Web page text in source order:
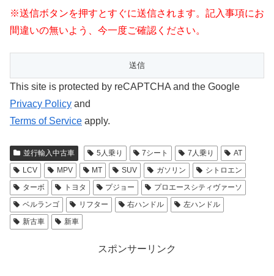
※送信ボタンを押すとすぐに送信されます。記入事項にお
間違いの無いよう、今一度ご確認ください。
This site is protected by reCAPTCHA and the Google
Privacy Policy and
Terms of Service apply.
並行輸入中古車 5人乗り 7シート 7人乗り
AT
LCV
MPV MT SUV ガソリン
シトロエン
ターボ
トヨタ プジョー
プロエースシティヴァーソ
ベルランゴ
リフター 右ハンドル
左ハンドル
新古車
新車
スポンサーリンク